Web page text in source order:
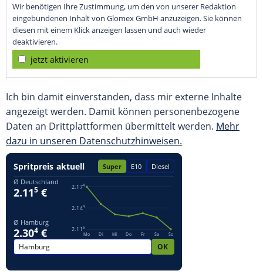
Wir benötigen Ihre Zustimmung, um den von unserer Redaktion
eingebundenen Inhalt von Glomex GmbH anzuzeigen. Sie können
diesen mit einem Klick anzeigen lassen und auch wieder
deaktivieren.
jetzt aktivieren
Ich bin damit einverstanden, dass mir externe Inhalte
angezeigt werden. Damit können personenbezogene
Daten an Drittplattformen übermittelt werden. Mehr
dazu in unseren Datenschutzhinweisen.